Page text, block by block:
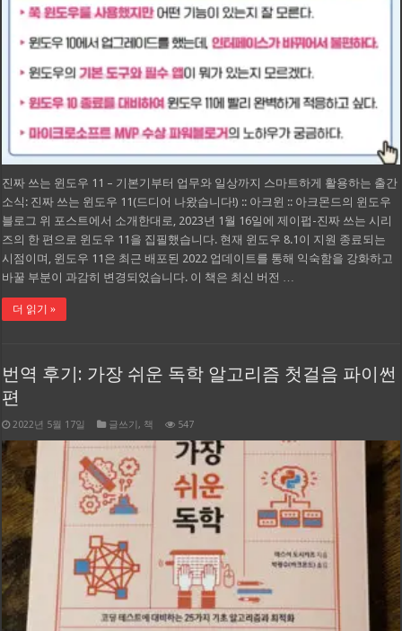
진짜 쓰는 윈도우 11 – 기본기부터 업무와 일상까지 스마트하게 활용하는 출간
소식: 진짜 쓰는 윈도우 11(드디어 나왔습니다!) :: 아크윈 :: 아크몬드의 윈도우
블로그 위 포스트에서 소개한대로, 2023년 1월 16일에 제이펍-진짜 쓰는 시리
즈의 한 편으로 윈도우 11을 집필했습니다. 현재 윈도우 8.1이 지원 종료되는
시점이며, 윈도우 11은 최근 배포된 2022 업데이트를 통해 익숙함을 강화하고
바꿀 부분이 과감히 변경되었습니다. 이 책은 최신 버전 …
더 읽기 »
번역 후기: 가장 쉬운 독학 알고리즘 첫걸음 파이썬
편
2022년 5월 17일 글쓰기, 책 547